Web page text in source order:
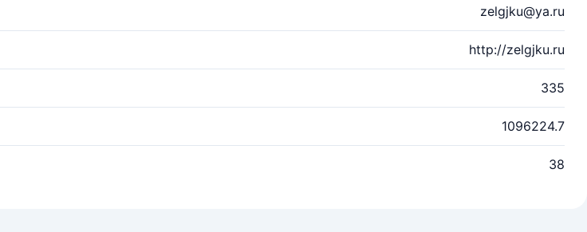
zelgjku@ya.ru
http://zelgjku.ru
335
1096224.7
38